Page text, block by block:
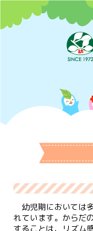
幼児期においては
れています。からだ
することは、リズム